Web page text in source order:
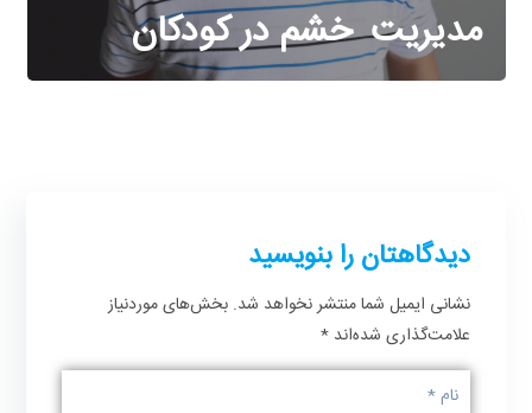
مدیریت خشم در کودکان
دیدگاهتان را بنویسید
نشانی ایمیل شما منتشر نخواهد شد. بخش‌های موردنیاز
علامت‌گذاری شده‌اند*